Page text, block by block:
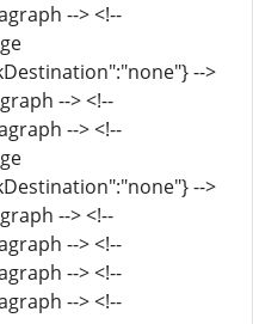
--> <!--
-->
--> <!--
--> <!--
-->
--> <!--
--> <!--
--> <!--
--> <!--